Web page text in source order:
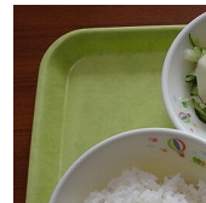
令和４年度 研究中間
2023年1月19日 16:52
令和５年度 中学部
2022年12月 1日 08:34